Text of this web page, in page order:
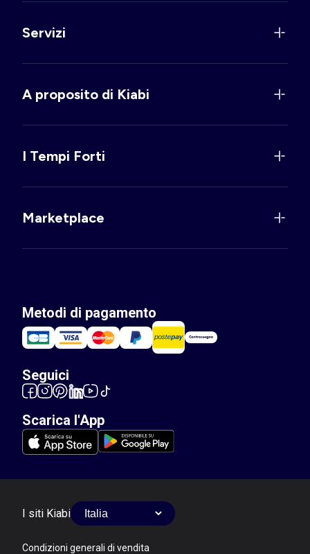
Servizi
A proposito di Kiabi
I Tempi Forti
Marketplace
Metodi di pagamento
Seguici
Scarica l'App
I siti Kiabi
Condizioni generali di vendita